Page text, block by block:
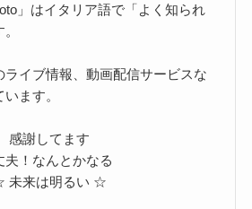
」はイタリア語で「よく知られ
イブ情報、動画配信サービスな
ます。
てます
とかなる
るい ☆